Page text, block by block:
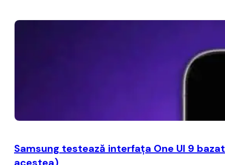
Samsung testează interfaţa One UI 9